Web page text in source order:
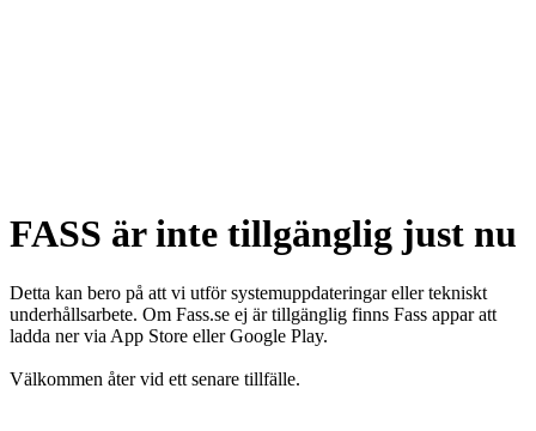
FASS är inte tillgänglig just nu
Detta kan bero på att vi utför systemuppdateringar eller tekniskt
underhållsarbete. Om Fass.se ej är tillgänglig finns Fass appar att
ladda ner via App Store eller Google Play.
Välkommen åter vid ett senare tillfälle.